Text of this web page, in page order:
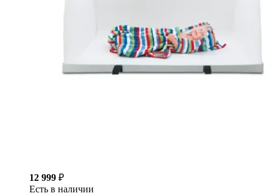
12 999 ₽
Есть в наличии